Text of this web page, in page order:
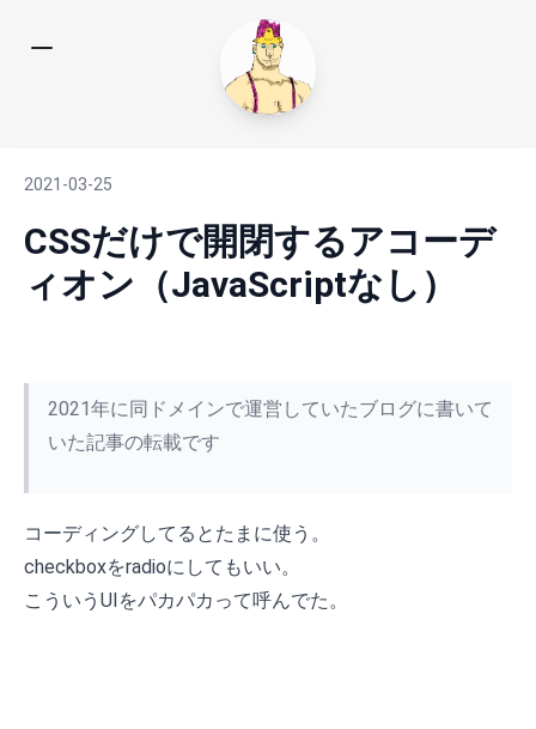
2021-03-25
CSSだけで開閉するアコーデ
ィオン（JavaScriptなし）
2021年に同ドメインで運営していたブログに書いて
いた記事の転載です
コーディングしてるとたまに使う。
checkboxをradioにしてもいい。
こういうUIをパカパカって呼んでた。